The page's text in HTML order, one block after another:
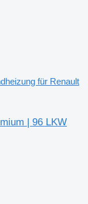
für Renault
| 96 LKW